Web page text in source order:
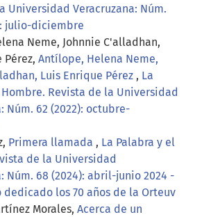
Universidad Veracruzana: Núm.
julio-diciembre
Neme, Johnnie C'alladhan,
Pérez, Antílope, Helena Neme,
Luis Enrique Pérez , La
Revista de la Universidad
Núm. 62 (2022): octubre-
Primera llamada , La Palabra y el
de la Universidad
Núm. 68 (2024): abril-junio 2024 -
dedicado los 70 años de la Orteuv
Morales, Acerca de un